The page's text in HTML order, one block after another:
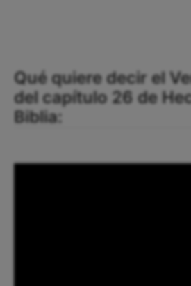
Qué quiere decir el
del capítulo 26 de
Biblia: